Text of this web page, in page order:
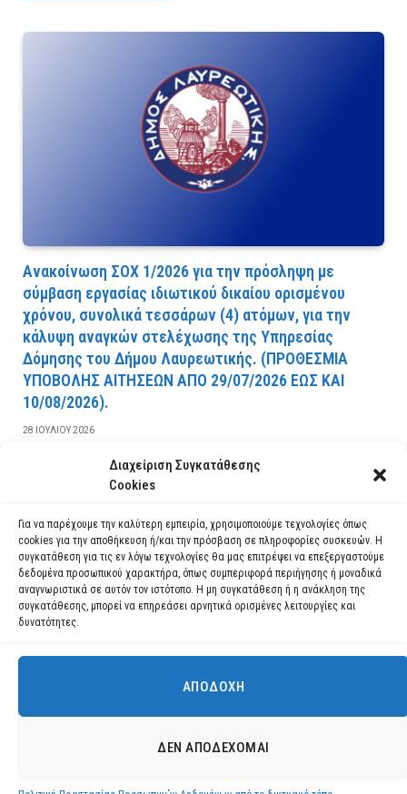
Διαχείριση Συγκατάθεσης
Cookies
Για να παρέχουμε την καλύτερη εμπειρία, χρησιμοποιούμε τεχνολογίες όπως
cookies για την αποθήκευση ή/και την πρόσβαση σε πληροφορίες συσκευών. Η
συγκατάθεση για τις εν λόγω τεχνολογίες θα μας επιτρέψει να επεξεργαστούμε
δεδομένα προσωπικού χαρακτήρα, όπως συμπεριφορά περιήγησης ή μοναδικά
αναγνωριστικά σε αυτόν τον ιστότοπο. Η μη συγκατάθεση ή η ανάκληση της
συγκατάθεσης, μπορεί να επηρεάσει αρνητικά ορισμένες λειτουργίες και
δυνατότητες.
ΑΠΟΔΟΧΉ
ΔΕΝ ΑΠΟΔΈΧΟΜΑΙ
Ανακοίνωση ΣΟΧ 1/2026 για την πρόσληψη με
σύμβαση εργασίας ιδιωτικού δικαίου ορισμένου
χρόνου, συνολικά τεσσάρων (4) ατόμων, για την
κάλυψη αναγκών στελέχωσης της Υπηρεσίας
Δόμησης του Δήμου Λαυρεωτικής. (ΠPOΘEΣMIA
YΠOBOΛHΣ AITHΣEΩN AΠO 29/07/2026 EΩΣ KAI
10/08/2026).
28 ΙΟΥΛΊΟΥ 2026
ΔΙΑΒΆΣΤΕ ΠΕΡΙΣΣΌΤΕΡΑ
Χρησιμοποιούμε cookies για να σας προσφέρουμε τη βέλτιστη εμπειρία
πλοήγησης στον ιστότοπό μας.
ρυθμίσεις